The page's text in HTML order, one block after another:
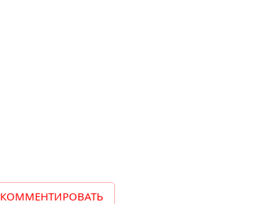
КОММЕНТИРОВАТЬ